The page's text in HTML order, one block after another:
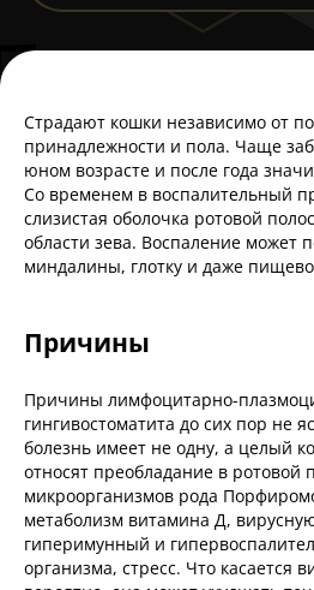
Страдают кошки независимо от
принадлежности и пола. Чаще
юном возрасте и после года
Со временем в воспалительный
слизистая оболочка ротовой
области зева. Воспаление может
миндалины, глотку и даже
Причины
Причины лимфоцитарно-
гингивостоматита до сих пор не
болезнь имеет не одну, а целый
относят преобладание в ротовой
микроорганизмов рода
метаболизм витамина Д,
гиперимунный и
организма, стресс. Что касается